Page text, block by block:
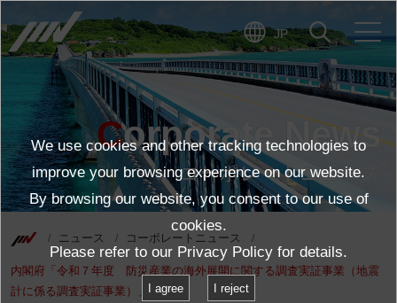
JP
Corporate News
コーポレートニュース
ニュース コーポレートニュース
内閣府「令和７年度 防災産業の海外展開に関する調査実証事業（地震
計に係る調査実証事業）」を実施
We use cookies and other tracking technologies to
improve your browsing experience on our website.
By browsing our website, you consent to our use of
cookies.
Please refer to our Privacy Policy for details.
I agree I reject